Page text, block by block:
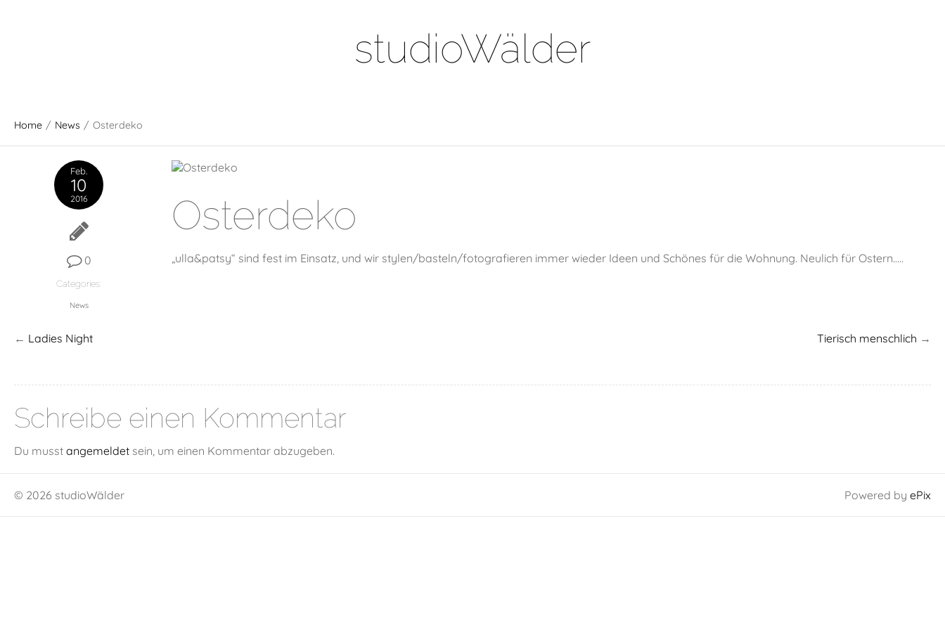
studioWälder
Home / News / Osterdeko
Feb.
10
2016
0
Categories:
News
Osterdeko
„ulla&patsy“ sind fest im Einsatz, und wir stylen/basteln/fotografieren immer wieder Ideen und Schönes für die Wohnung. Neulich für Ostern…..
Tierisch menschlich →
← Ladies Night
Schreibe einen Kommentar
Du musst angemeldet sein, um einen Kommentar abzugeben.
© 2026 studioWälder Powered by ePix